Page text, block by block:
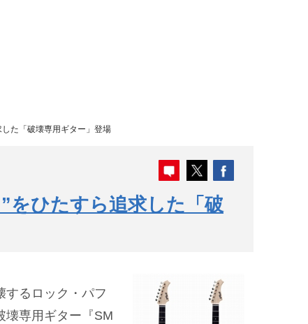
た「破壊専用ギター」登場
をひたすら追求した「破
するロック・パフ
壊専用ギター『SM